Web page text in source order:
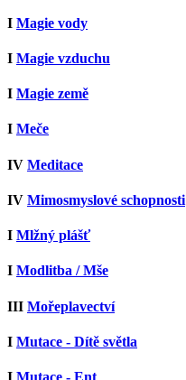
I Magie vody
I Magie vzduchu
I Magie země
I Meče
IV Meditace
IV Mimosmyslové schopnosti
I Mlžný plášť
I Modlitba / Mše
III Mořeplavectví
I Mutace - Dítě světla